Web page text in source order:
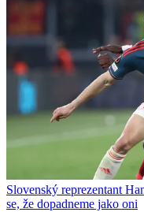
Slovenský reprezentant
se, že dopadneme jako oni